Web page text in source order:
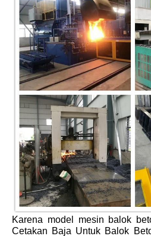
Karena model mesin balok
Cetakan Baja Untuk Balok